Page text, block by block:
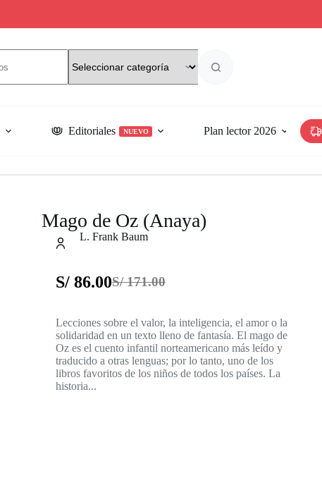
Editoriales NUEVO Plan lector 2026
Mago de Oz (Anaya)
L. Frank Baum
S/171.00
S/86.00
Lecciones sobre el valor, la inteligencia, el amor o la
solidaridad en un texto lleno de fantasía. El mago de
Oz es el cuento infantil norteamericano más leído y
traducido a otras lenguas; por lo tanto, uno de los
libros favoritos de los niños de todos los países. La
historia...